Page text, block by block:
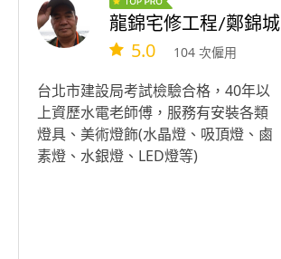
龍錦宅修工程/鄭錦城
5.0 104 次僱用
台北市建設局考試檢驗合格，40年以
上資歷水電老師傅，服務有安裝各類
燈具、美術燈飾(水晶燈、吸頂燈、鹵
素燈、水銀燈、LED燈等)